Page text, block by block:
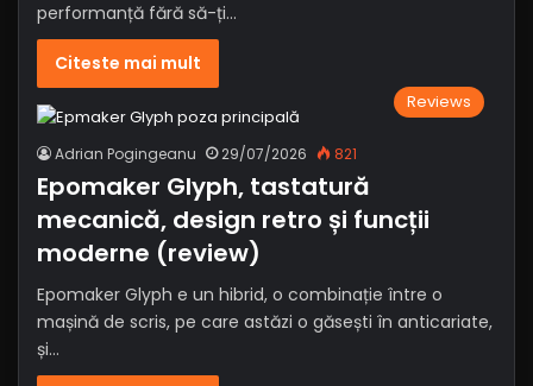
performanță fără să-ți…
Citeste mai mult
Reviews
Adrian Pogingeanu 29/07/2026 821
Epomaker Glyph, tastatură
mecanică, design retro și funcții
moderne (review)
Epomaker Glyph e un hibrid, o combinație între o
mașină de scris, pe care astăzi o găsești în anticariate,
și…